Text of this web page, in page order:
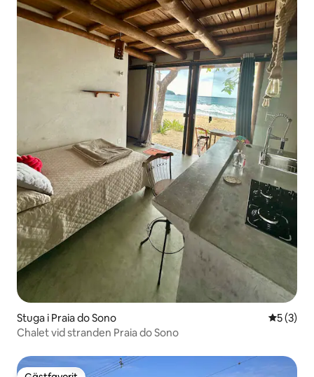
Stuga i Praia do Sono 5 av 5 i
5 (3)
Chalet vid stranden Praia do Sono